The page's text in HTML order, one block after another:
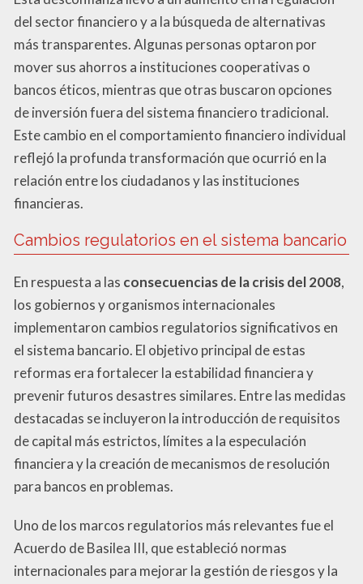
del sector financiero y a la búsqueda de alternativas
más transparentes. Algunas personas optaron por
mover sus ahorros a instituciones cooperativas o
bancos éticos, mientras que otras buscaron opciones
de inversión fuera del sistema financiero tradicional.
Este cambio en el comportamiento financiero individual
reflejó la profunda transformación que ocurrió en la
relación entre los ciudadanos y las instituciones
financieras.
Cambios regulatorios en el sistema bancario
En respuesta a las consecuencias de la crisis del 2008,
los gobiernos y organismos internacionales
implementaron cambios regulatorios significativos en
el sistema bancario. El objetivo principal de estas
reformas era fortalecer la estabilidad financiera y
prevenir futuros desastres similares. Entre las medidas
destacadas se incluyeron la introducción de requisitos
de capital más estrictos, límites a la especulación
financiera y la creación de mecanismos de resolución
para bancos en problemas.
Uno de los marcos regulatorios más relevantes fue el
Acuerdo de Basilea III, que estableció normas
internacionales para mejorar la gestión de riesgos y la